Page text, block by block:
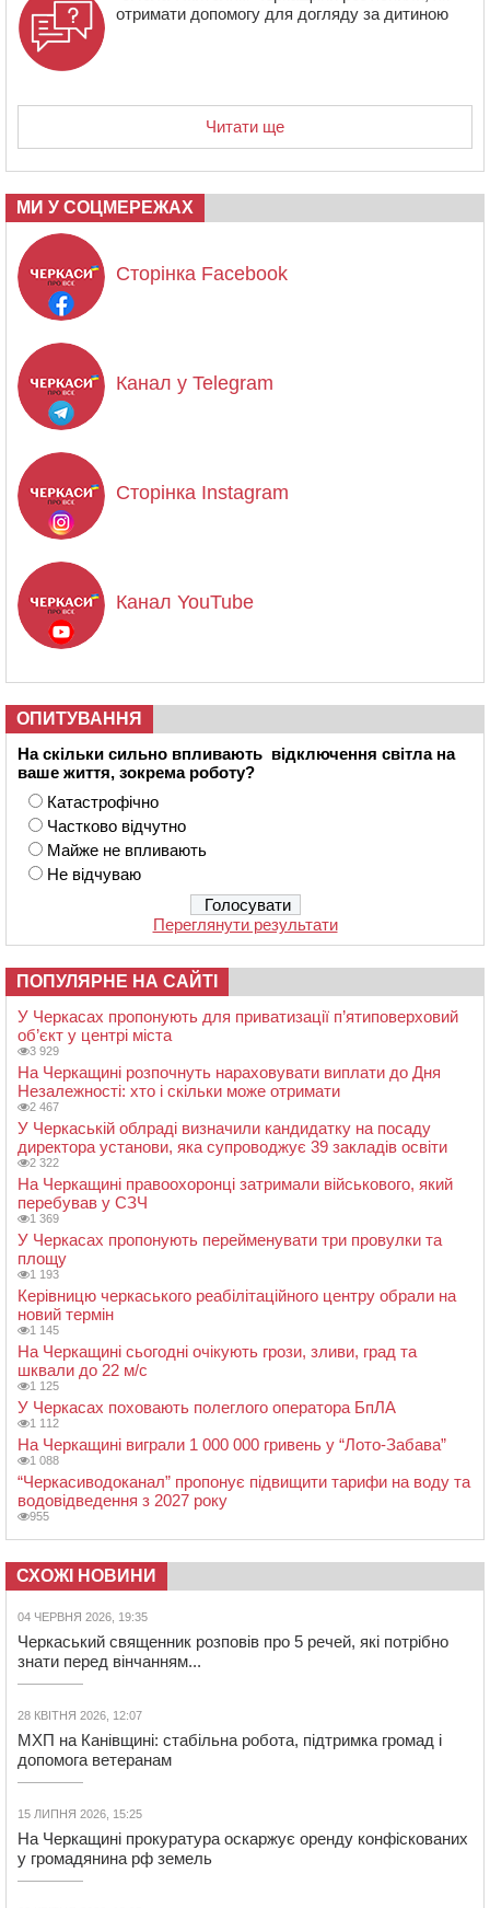
отримати допомогу для догляду за дитиною
Читати ще
МИ У СОЦМЕРЕЖАХ
Сторінка Facebook
Канал у Telegram
Сторінка Instagram
Канал YouTube
ОПИТУВАННЯ
На скільки сильно впливають відключення світла на
ваше життя, зокрема роботу?
Катастрофічно
Частково відчутно
Майже не впливають
Не відчуваю
Переглянути результати
ПОПУЛЯРНЕ НА САЙТІ
У Черкасах пропонують для приватизації п’ятиповерховий
об’єкт у центрі міста
3 929
На Черкащині розпочнуть нараховувати виплати до Дня
Незалежності: хто і скільки може отримати
2 467
У Черкаській облраді визначили кандидатку на посаду
директора установи, яка супроводжує 39 закладів освіти
2 322
На Черкащині правоохоронці затримали військового, який
перебував у СЗЧ
1 369
У Черкасах пропонують перейменувати три провулки та
площу
1 193
Керівницю черкаського реабілітаційного центру обрали на
новий термін
1 145
На Черкащині сьогодні очікують грози, зливи, град та
шквали до 22 м/с
1 125
У Черкасах поховають полеглого оператора БпЛА
1 112
На Черкащині виграли 1 000 000 гривень у “Лото-Забава”
1 088
“Черкасиводоканал” пропонує підвищити тарифи на воду та
водовідведення з 2027 року
955
СХОЖІ НОВИНИ
04 ЧЕРВНЯ 2026, 19:35
Черкаський священник розповів про 5 речей, які потрібно
знати перед вінчанням...
28 КВІТНЯ 2026, 12:07
МХП на Канівщині: стабільна робота, підтримка громад і
допомога ветеранам
15 ЛИПНЯ 2026, 15:25
На Черкащині прокуратура оскаржує оренду конфіскованих
у громадянина рф земель